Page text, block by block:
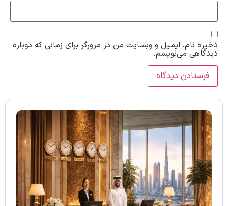
ذخیره نام، ایمیل و وبسایت من در مرورگر برای زمانی که دوباره
دیدگاهی می‌نویسم.